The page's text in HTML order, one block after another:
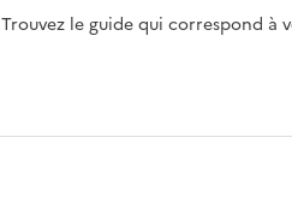
Trouvez le guide qui correspond à